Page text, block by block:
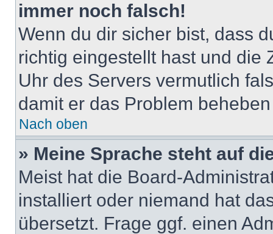
immer noch falsch!
Wenn du dir sicher bist, dass
richtig eingestellt hast und die
Uhr des Servers vermutlich
damit er das Problem
Nach oben
» Meine Sprache steht auf
Meist hat die Board-
installiert oder niemand hat
übersetzt. Frage ggf. einen